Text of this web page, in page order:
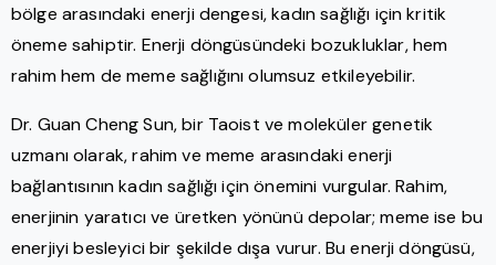
bölge arasındaki enerji dengesi, kadın sağlığı için kritik
öneme sahiptir. Enerji döngüsündeki bozukluklar, hem
rahim hem de meme sağlığını olumsuz etkileyebilir.
Dr. Guan Cheng Sun, bir Taoist ve moleküler genetik
uzmanı olarak, rahim ve meme arasındaki enerji
bağlantısının kadın sağlığı için önemini vurgular. Rahim,
enerjinin yaratıcı ve üretken yönünü depolar; meme ise bu
enerjiyi besleyici bir şekilde dışa vurur. Bu enerji döngüsü,